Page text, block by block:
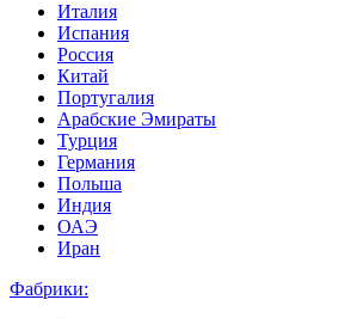
Италия
Испания
Россия
Китай
Португалия
Арабские Эмираты
Турция
Германия
Польша
Индия
ОАЭ
Иран
Фабрики: